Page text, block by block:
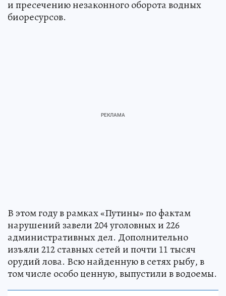
и пресечению незаконного оборота водных
биоресурсов.
В этом году в рамках «Путины» по фактам
нарушений завели 204 уголовных и 226
административных дел. Дополнительно
изъяли 212 ставных сетей и почти 11 тысяч
орудий лова. Всю найденную в сетях рыбу, в
том числе особо ценную, выпустили в водоемы.